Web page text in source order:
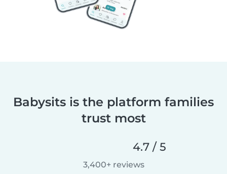
Babysits is the platform families
trust most
4.7 / 5
3,400+ reviews